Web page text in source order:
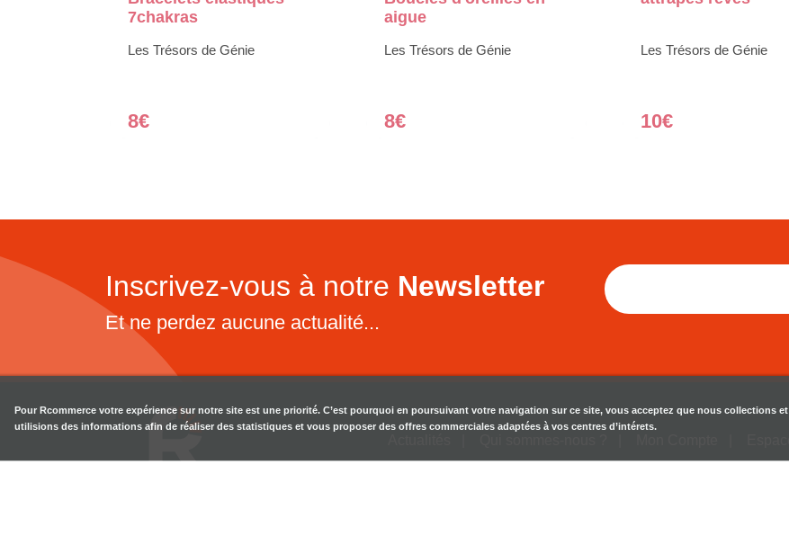
7chakras
Les Trésors de Génie
8€
aigue
Les Trésors de Génie
8€
Les Trésors de Génie
10€
Inscrivez-vous à notre Newsletter
Et ne perdez aucune actualité...
Pour Rcommerce votre expérience sur notre site est une priorité. C’est pourquoi en poursuivant votre navigation sur ce site, vous acceptez que nous collections et
utilisions des informations afin de réaliser des statistiques et vous proposer des offres commerciales adaptées à vos centres d’intérets.